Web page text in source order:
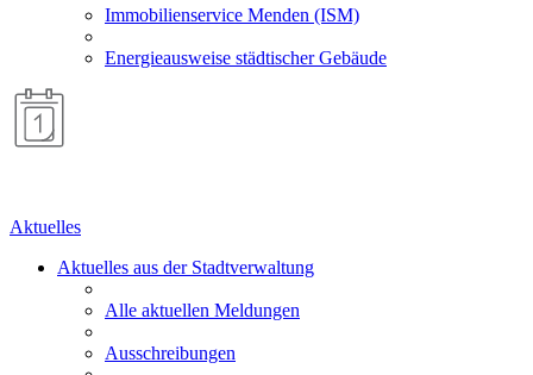
Immobilienservice Menden (ISM)
Energieausweise städtischer Gebäude
Aktuelles
Aktuelles aus der Stadtverwaltung
Alle aktuellen Meldungen
Ausschreibungen